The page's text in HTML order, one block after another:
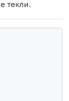
текли.